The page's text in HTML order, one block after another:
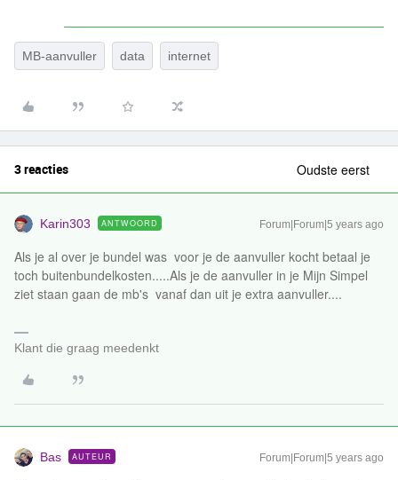
MB-aanvuller data internet
3 reacties Oudste eerst
Karin303 ANTWOORD Forum|Forum|5 years ago
Als je al over je bundel was voor je de aanvuller kocht betaal je
toch buitenbundelkosten.....Als je de aanvuller in je Mijn Simpel
ziet staan gaan de mb's vanaf dan uit je extra aanvuller....
Klant die graag meedenkt
Bas AUTEUR Forum|Forum|5 years ago